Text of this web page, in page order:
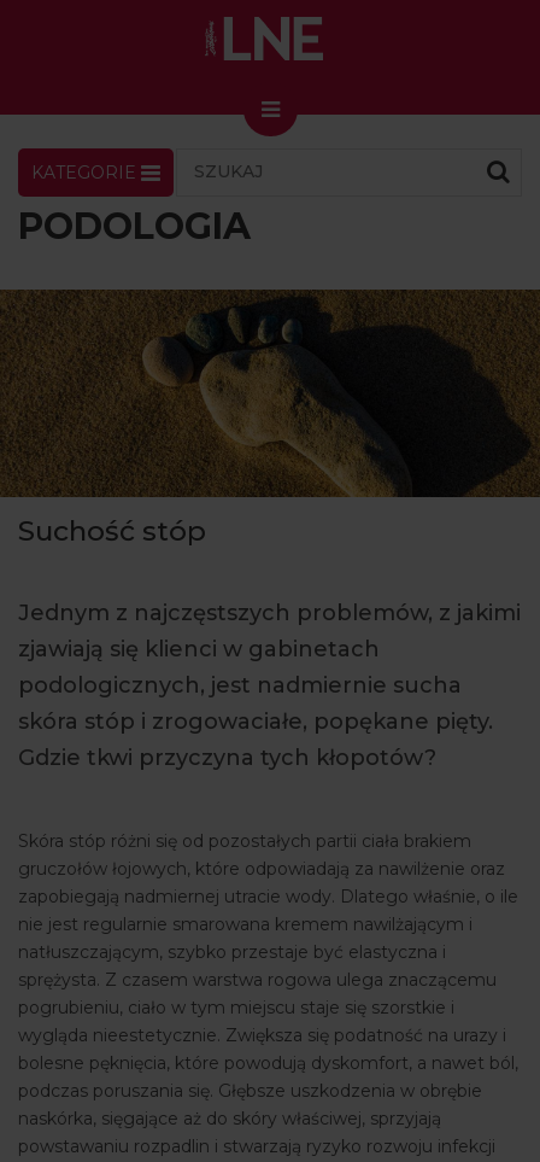
LNENEWS
Skin Master w Warszawie
49. edycja w Krakowie
VIDEO
PODCAST
MAGAZYN
O NAS
PRENUMERATA
WYDARZENIA
KATEGORIE
PODOLOGIA
Suchość stóp
Jednym z najczęstszych problemów, z jakimi
zjawiają się klienci w gabinetach
podologicznych, jest nadmiernie sucha
skóra stóp i zrogowaciałe, popękane pięty.
Gdzie tkwi przyczyna tych kłopotów?
Skóra stóp różni się od pozostałych partii ciała brakiem
gruczołów łojowych, które odpowiadają za nawilżenie oraz
zapobiegają nadmiernej utracie wody. Dlatego właśnie, o ile
nie jest regularnie smarowana kremem nawilżającym i
natłuszczającym, szybko przestaje być elastyczna i
sprężysta. Z czasem warstwa rogowa ulega znaczącemu
pogrubieniu, ciało w tym miejscu staje się szorstkie i
wygląda nieestetycznie. Zwiększa się podatność na urazy i
bolesne pęknięcia, które powodują dyskomfort, a nawet ból,
podczas poruszania się. Głębsze uszkodzenia w obrębie
naskórka, sięgające aż do skóry właściwej, sprzyjają
powstawaniu rozpadlin i stwarzają ryzyko rozwoju infekcji